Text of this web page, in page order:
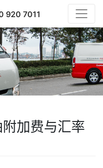
920 7011
加费与汇率